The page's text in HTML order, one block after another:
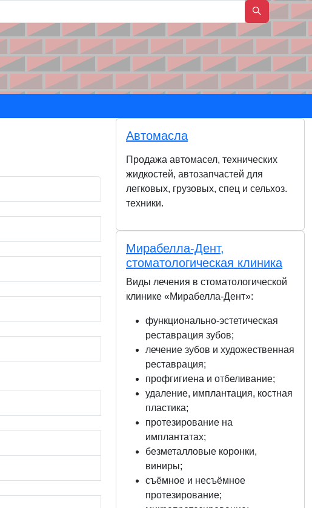
Автомасла
Продажа автомасел, технических
жидкостей, автозапчастей для
легковых, грузовых, спец и сельхоз.
техники.
Мирабелла-Дент,
стоматологическая клиника
Виды лечения в стоматологической
клинике «Мирабелла-Дент»:
функционально-эстетическая
реставрация зубов;
лечение зубов и художественная
реставрация;
профгигиена и отбеливание;
удаление, имплантация, костная
пластика;
протезирование на
имплантатах;
безметалловые коронки,
виниры;
съёмное и несъёмное
протезирование;